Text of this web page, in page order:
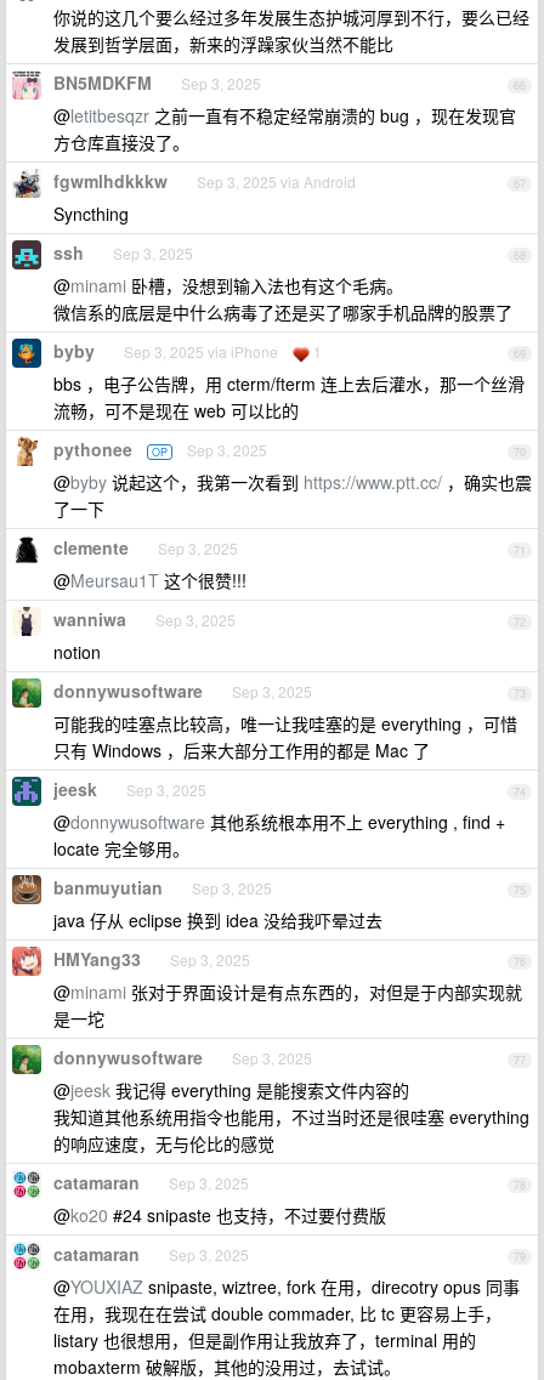
你说的这几个要么经过多年发展生态护城河厚到不行，要么已经
发展到哲学层面，新来的浮躁家伙当然不能比
66
BN5MDKFM Sep 3, 2025
@letitbesqzr 之前一直有不稳定经常崩溃的 bug ，现在发现官
方仓库直接没了。
67
fgwmlhdkkkw Sep 3, 2025 via Android
Syncthing
68
ssh Sep 3, 2025
@minami 卧槽，没想到输入法也有这个毛病。
微信系的底层是中什么病毒了还是买了哪家手机品牌的股票了
69
byby Sep 3, 2025 via iPhone 1
bbs ，电子公告牌，用 cterm/fterm 连上去后灌水，那一个丝滑
流畅，可不是现在 web 可以比的
70
pythonee OP Sep 3, 2025
@byby 说起这个，我第一次看到 https://www.ptt.cc/ ，确实也震
了一下
71
clemente Sep 3, 2025
@Meursau1T 这个很赞!!!
72
wanniwa Sep 3, 2025
notion
73
donnywusoftware Sep 3, 2025
可能我的哇塞点比较高，唯一让我哇塞的是 everything ，可惜
只有 Windows ，后来大部分工作用的都是 Mac 了
74
jeesk Sep 3, 2025
@donnywusoftware 其他系统根本用不上 everything , find +
locate 完全够用。
75
banmuyutian Sep 3, 2025
java 仔从 eclipse 换到 idea 没给我吓晕过去
76
HMYang33 Sep 3, 2025
@minami 张对于界面设计是有点东西的，对但是于内部实现就
是一坨
77
donnywusoftware Sep 3, 2025
@jeesk 我记得 everything 是能搜索文件内容的
我知道其他系统用指令也能用，不过当时还是很哇塞 everything
的响应速度，无与伦比的感觉
78
catamaran Sep 3, 2025
@ko20 #24 snipaste 也支持，不过要付费版
79
catamaran Sep 3, 2025
@YOUXIAZ snipaste, wiztree, fork 在用，direcotry opus 同事
在用，我现在在尝试 double commader, 比 tc 更容易上手，
listary 也很想用，但是副作用让我放弃了，terminal 用的
mobaxterm 破解版，其他的没用过，去试试。